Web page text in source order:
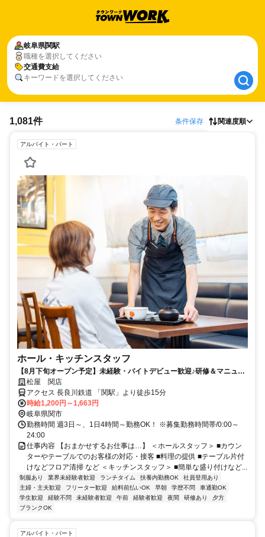
岐阜県関駅
職種を選択してください
交通費支給
キーワードを選択してください
岐阜県関駅
交通費支給
1,081件 条件保存 関連度順
アルバイト・パート
ホール・キッチンスタッフ
【8月下旬オープン予定】未経験・バイトデビュー歓迎♪研修＆マニュア
ル完備で安心♪土日手当あり！時給＋100円♪
松屋 関店
アクセス 長良川鉄道 「関駅」より徒歩15分
時給1,200円～1,663円
岐阜県関市
勤務時間 週3日～、1日4時間～勤務OK！ ※募集勤務時間帯/0:00～
24:00
仕事内容 【おまかせするお仕事は…】 ＜ホールスタッフ＞ ■カウン
ターやテーブルでのお客様の対応・接客 ■料理の提供 ■テーブル片付
けなどフロア清掃 など ＜キッチンスタッフ＞ ■簡単な盛り付けなど...
制服あり 業界未経験者歓迎 ランチタイム 扶養内勤務OK
社員登用あり
主婦・主夫歓迎
フリーター歓迎 給料前払いOK 早朝 学歴不問
車通勤OK
学生歓迎
経験不問 未経験者歓迎 午前 経験者歓迎 夜間 研修あり
夕方
ブランクOK
アルバイト・パート